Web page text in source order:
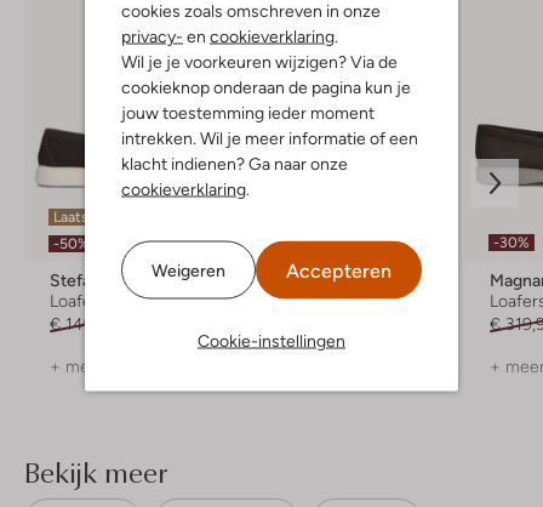
cookies zoals omschreven in onze
privacy- en cookieverklaring.
Wil je je voorkeuren wijzigen? Via de
cookieknop onderaan de pagina kun je
jouw toestemming ieder moment
intrekken. Wil je meer informatie of een
klacht indienen? Ga naar onze
cookieverklaring.
Weigeren Accepteren
Cookie-instellingen
Laatste items
-50%
Stefano Lauran
Loafers
€ 149,99
+ meer kleuren
-30%
Greve
Loafers
-30%
€
+
Bekijk meer